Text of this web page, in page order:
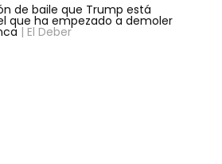
de baile que Trump está
que ha empezado a demoler
| El Deber